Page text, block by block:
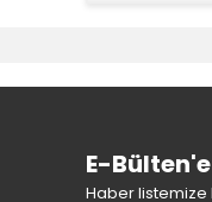
Ürün
Ürün
Ürün
E-
Haber listemize